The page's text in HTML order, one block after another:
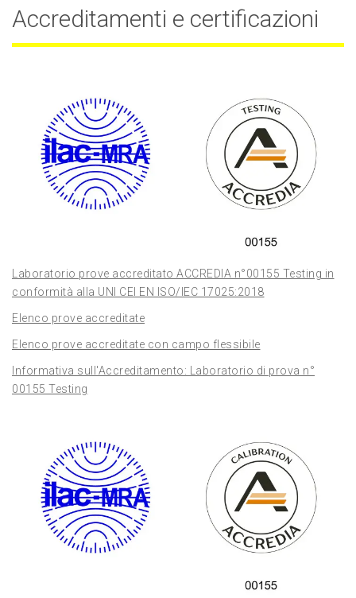
Accreditamenti e certificazioni
Laboratorio prove accreditato ACCREDIA n°00155 Testing in
conformità alla UNI CEI EN ISO/IEC 17025:2018
Elenco prove accreditate
Elenco prove accreditate con campo flessibile
Informativa sull'Accreditamento: Laboratorio di prova n°
00155 Testing